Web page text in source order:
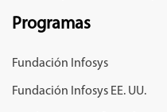
Programas
Fundación Infosys
Fundación Infosys EE. UU.